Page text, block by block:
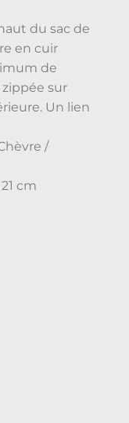
du sac de
en cuir
de
sur
Un lien
/
cm